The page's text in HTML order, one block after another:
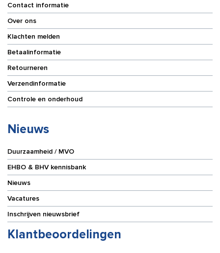
Contact informatie
Over ons
Klachten melden
Betaalinformatie
Retourneren
Verzendinformatie
Controle en onderhoud
Nieuws
Duurzaamheid / MVO
EHBO & BHV kennisbank
Nieuws
Vacatures
Inschrijven nieuwsbrief
Klantbeoordelingen